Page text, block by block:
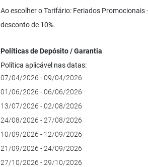
Ao escolher o Tarifário: Feriados
desconto de 10%.
Políticas de Depósito / Garantia
Política aplicável nas datas:
07/04/2026 - 09/04/2026
01/06/2026 - 06/06/2026
13/07/2026 - 02/08/2026
24/08/2026 - 27/08/2026
10/09/2026 - 12/09/2026
21/09/2026 - 24/09/2026
27/10/2026 - 29/10/2026